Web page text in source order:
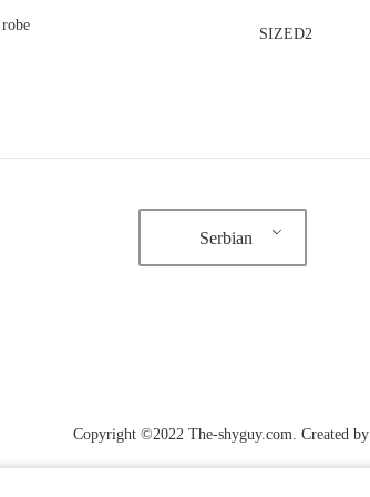
SIZED2
Serbian
Copyright ©2022 The-shyguy.com. Created by